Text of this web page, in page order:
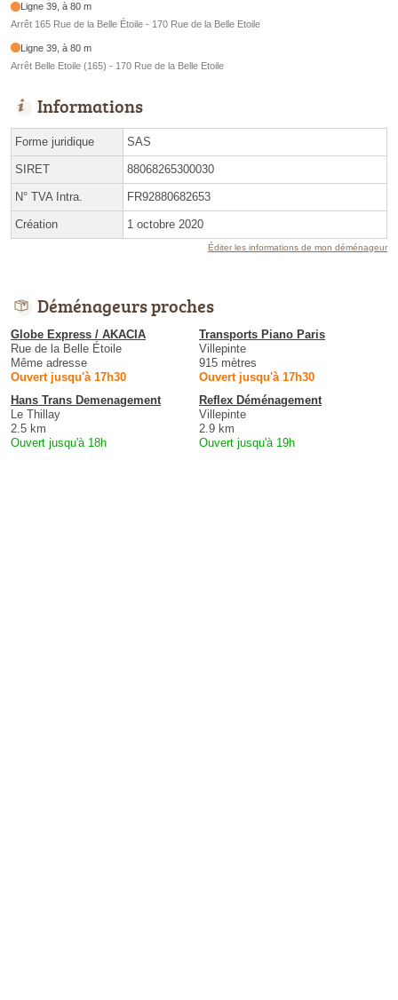
Ligne 39, à 80 m
Arrêt 165 Rue de la Belle Étoile - 170 Rue de la Belle Etoile
Ligne 39, à 80 m
Arrêt Belle Etoile (165) - 170 Rue de la Belle Etoile
Informations
Forme juridique SAS
SIRET 88068265300030
N° TVA Intra. FR92880682653
Création 1 octobre 2020
Éditer les informations de mon déménageur
Déménageurs proches
Globe Express / AKACIA
Rue de la Belle Étoile
Même adresse
Ouvert jusqu'à 17h30
Transports Piano Paris
Villepinte
915 mètres
Ouvert jusqu'à 17h30
Hans Trans Demenagement
Le Thillay
2.5 km
Ouvert jusqu'à 18h
Reflex Déménagement
Villepinte
2.9 km
Ouvert jusqu'à 19h